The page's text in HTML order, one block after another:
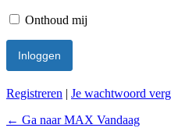
Onthoud mij
Registreren | Je wachtwoord
← Ga naar MAX Vandaag